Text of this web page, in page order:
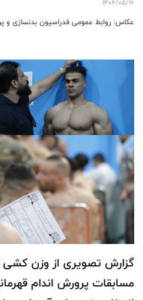
عکاس: روابط عمومی فدراسیون بدنسازی و
گزارش تصویری از وزن کشی
مسابقات پرورش اندام